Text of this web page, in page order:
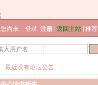
您尚未 登录 注册 返回主站 推荐
最近没有论坛公告